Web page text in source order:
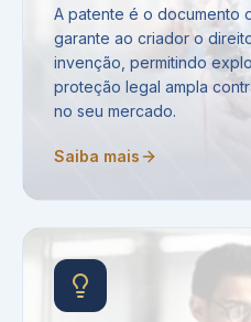
A patente é o documento
garante ao criador o
invenção, permitindo
proteção legal ampla
no seu mercado.
Saiba mais